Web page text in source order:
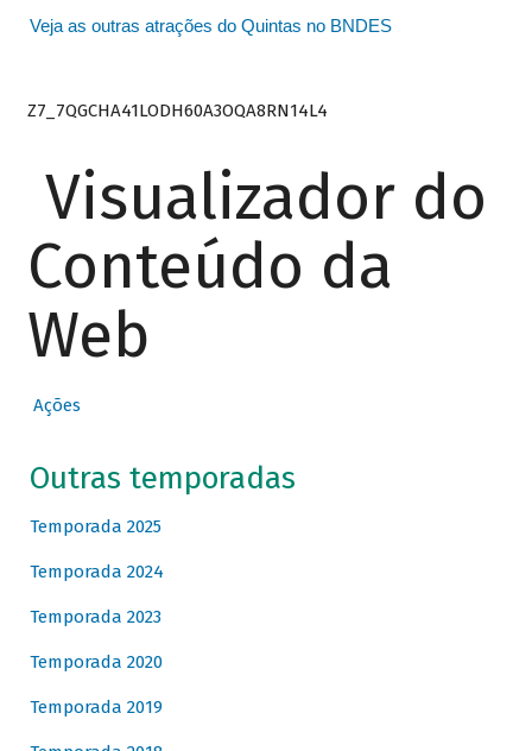
Veja as outras atrações do Quintas no BNDES
Z7_7QGCHA41LODH60A3OQA8RN14L4
Visualizador do
Conteúdo da
Web
Ações
Outras temporadas
Temporada 2025
Temporada 2024
Temporada 2023
Temporada 2020
Temporada 2019